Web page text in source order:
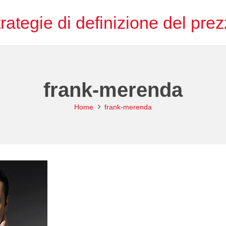
di definizione del
frank-merenda
Home frank-merenda